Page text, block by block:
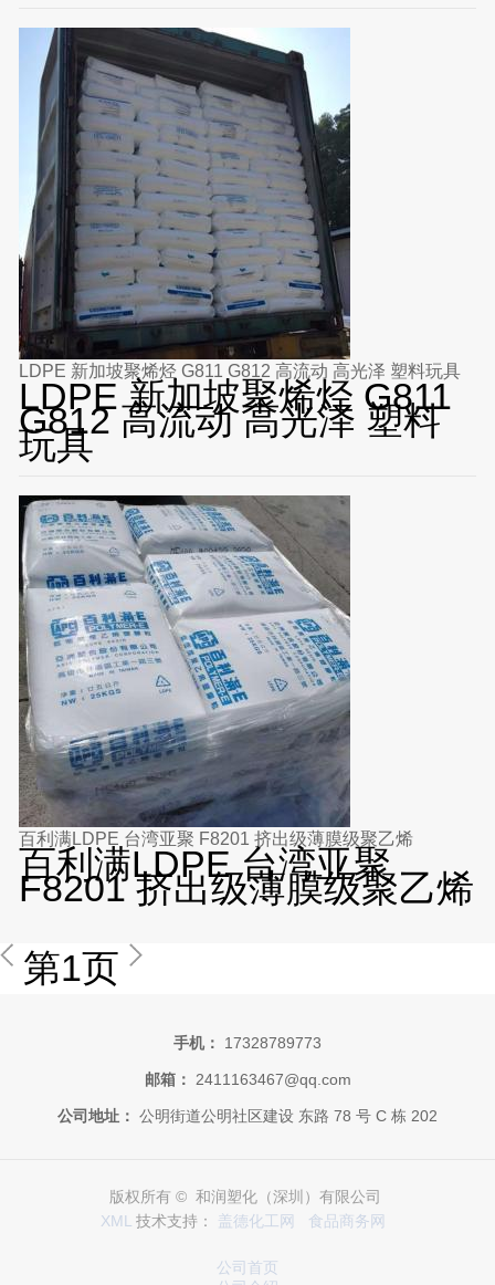
LDPE 新加坡聚烯烃 G811 G812 高流动 高光泽 塑料玩具
LDPE 新加坡聚烯烃 G811
G812 高流动 高光泽 塑料
玩具
百利满LDPE 台湾亚聚 F8201 挤出级薄膜级聚乙烯
百利满LDPE 台湾亚聚
F8201 挤出级薄膜级聚乙烯
第1页
手机： 17328789773
邮箱： 2411163467@qq.com
公司地址： 公明街道公明社区建设 东路 78 号 C 栋 202
版权所有 © 和润塑化（深圳）有限公司
XML
技术支持： 盖德化工网 食品商务网
公司首页